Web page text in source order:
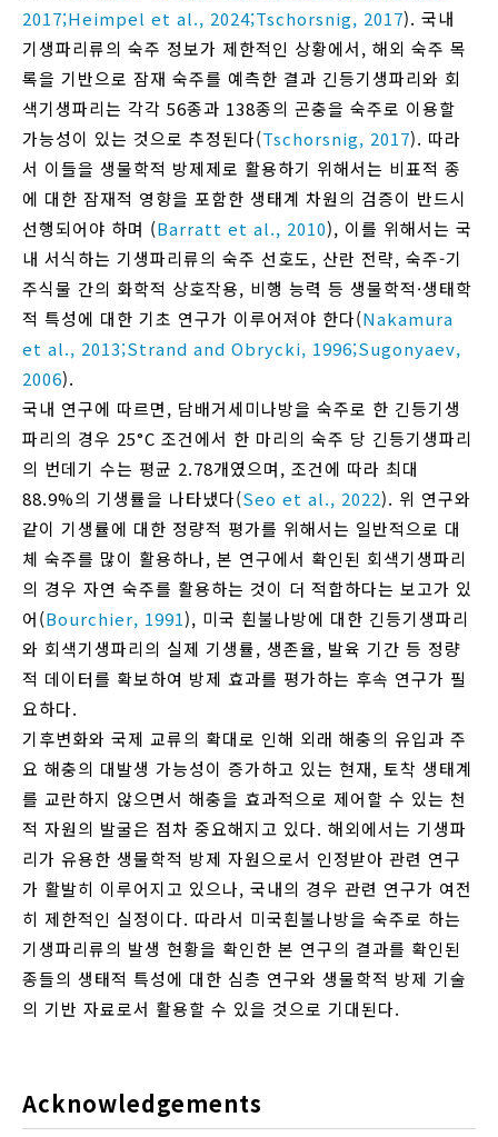
2017;Heimpel et al., 2024;Tschorsnig, 2017). 국내
기생파리류의 숙주 정보가 제한적인 상황에서, 해외 숙주 목
록을 기반으로 잠재 숙주를 예측한 결과 긴등기생파리와 회
색기생파리는 각각 56종과 138종의 곤충을 숙주로 이용할
가능성이 있는 것으로 추정된다(Tschorsnig, 2017). 따라
서 이들을 생물학적 방제제로 활용하기 위해서는 비표적 종
에 대한 잠재적 영향을 포함한 생태계 차원의 검증이 반드시
선행되어야 하며 (Barratt et al., 2010), 이를 위해서는 국
내 서식하는 기생파리류의 숙주 선호도, 산란 전략, 숙주-기
주식물 간의 화학적 상호작용, 비행 능력 등 생물학적·생태학
적 특성에 대한 기초 연구가 이루어져야 한다(Nakamura
et al., 2013;Strand and Obrycki, 1996;Sugonyaev,
2006).
국내 연구에 따르면, 담배거세미나방을 숙주로 한 긴등기생
파리의 경우 25°C 조건에서 한 마리의 숙주 당 긴등기생파리
의 번데기 수는 평균 2.78개였으며, 조건에 따라 최대
88.9%의 기생률을 나타냈다(Seo et al., 2022). 위 연구와
같이 기생률에 대한 정량적 평가를 위해서는 일반적으로 대
체 숙주를 많이 활용하나, 본 연구에서 확인된 회색기생파리
의 경우 자연 숙주를 활용하는 것이 더 적합하다는 보고가 있
어(Bourchier, 1991), 미국 흰불나방에 대한 긴등기생파리
와 회색기생파리의 실제 기생률, 생존율, 발육 기간 등 정량
적 데이터를 확보하여 방제 효과를 평가하는 후속 연구가 필
요하다.
기후변화와 국제 교류의 확대로 인해 외래 해충의 유입과 주
요 해충의 대발생 가능성이 증가하고 있는 현재, 토착 생태계
를 교란하지 않으면서 해충을 효과적으로 제어할 수 있는 천
적 자원의 발굴은 점차 중요해지고 있다. 해외에서는 기생파
리가 유용한 생물학적 방제 자원으로서 인정받아 관련 연구
가 활발히 이루어지고 있으나, 국내의 경우 관련 연구가 여전
히 제한적인 실정이다. 따라서 미국흰불나방을 숙주로 하는
기생파리류의 발생 현황을 확인한 본 연구의 결과를 확인된
종들의 생태적 특성에 대한 심층 연구와 생물학적 방제 기술
의 기반 자료로서 활용할 수 있을 것으로 기대된다.
Acknowledgements